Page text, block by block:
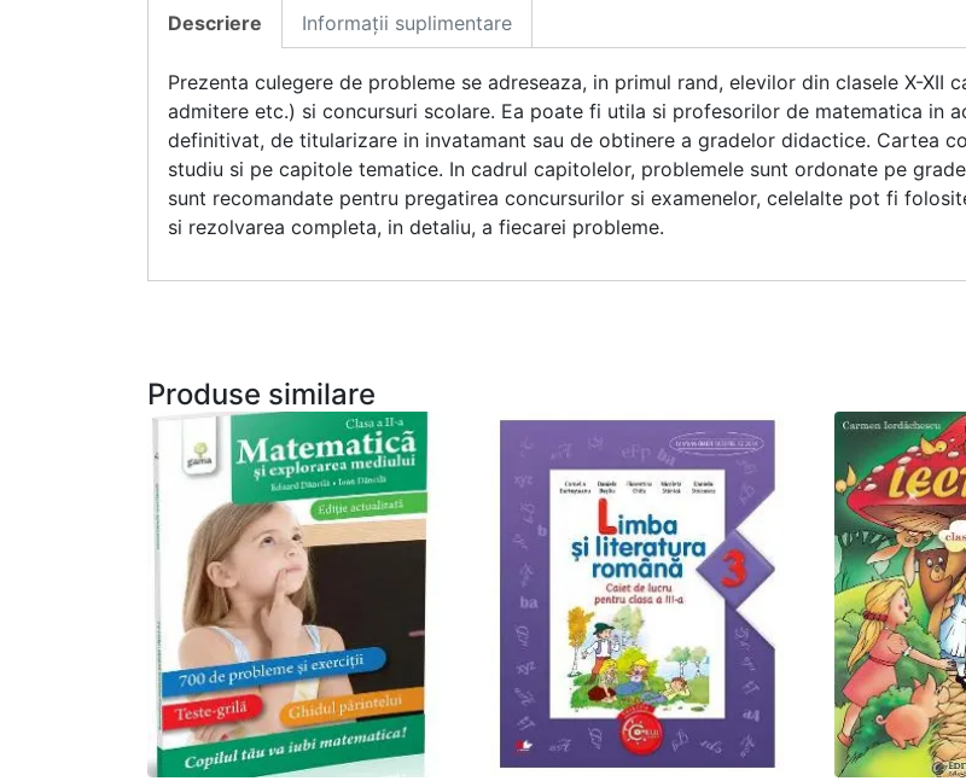
Descriere Informații suplimentare
Prezenta culegere de probleme se adreseaza, in primul rand, elevilor din clasele X-XII
admitere etc.) si concursuri scoIare. Ea poate fi utila si profesorilor de matematica in
definitivat, de titularizare in invatamant sau de obtinere a gradelor didactice. Cartea
studiu si pe capitole tematice. In cadrul capitolelor, problemele sunt ordonate pe
sunt recomandate pentru pregatirea concursurilor si examenelor, celelalte pot fi
si rezolvarea completa, in detaliu, a fiecarei probleme.
Produse similare